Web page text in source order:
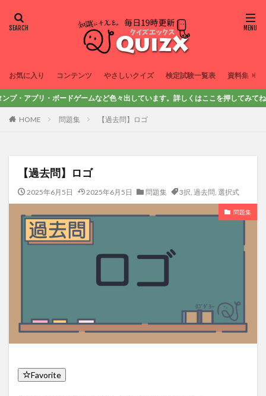
お気に入り コンテンツ やさしいクイズ 検定試験一覧表 資料集
ゲームなど色々出しています。詳しくはここを押してみてね！
HOME 問題集 【過去問】ロゴ
【過去問】ロゴ
2025年6月5日 2025年6月5日 問題集 3択, 過去問, 選択式
問題集
Favorite